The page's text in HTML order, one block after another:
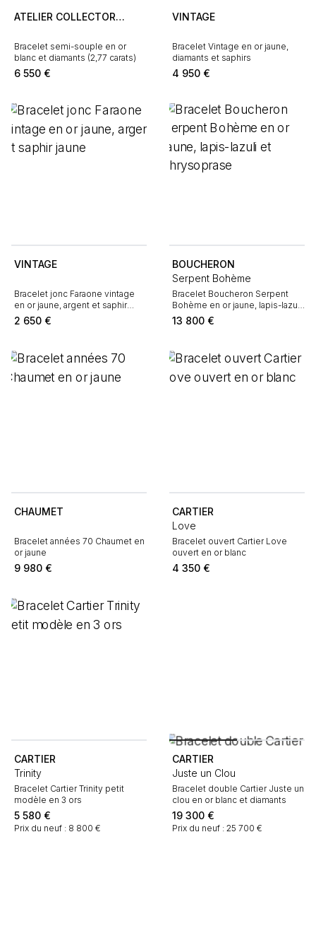
ATELIER COLLECTOR
Bracelet semi-souple en or
blanc et diamants (2,77 carats)
6 550 €
VINTAGE
Bracelet Vintage en or jaune,
diamants et saphirs
4 950 €
VINTAGE
Bracelet jonc Faraone vintage
en or jaune, argent et saphir
jaune
2 650 €
BOUCHERON
Serpent Bohème
Bracelet Boucheron Serpent
Bohème en or jaune, lapis-lazuli
et chrysoprase
13 800 €
CHAUMET
Bracelet années 70 Chaumet en
or jaune
9 980 €
CARTIER
Love
Bracelet ouvert Cartier Love
ouvert en or blanc
4 350 €
CARTIER
Trinity
Bracelet Cartier Trinity petit
modèle en 3 ors
5 580 €
Prix du neuf : 8 800 €
CARTIER
Juste un Clou
Bracelet double Cartier Juste un
clou en or blanc et diamants
19 300 €
Prix du neuf : 25 700 €